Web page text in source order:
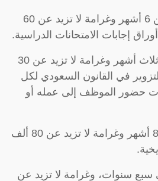
ـ السجن مدة لا تزيد عن 6 أشهر وغرامة لا تزيد عن 60
إجابات الامتحانات الدراسية.
ـ السجن مدة لا تتجاوز ثلاث أشهر وغرامة لا تزيد عن 30
في القانون السعودي لكل
حضور الموظف إلى عمله أو
ـ السجن مدة لا تتجاوز 8 أشهر وغرامة لا تزيد عن 80 ألف
سنوات، وغرامة لا تزيد عن